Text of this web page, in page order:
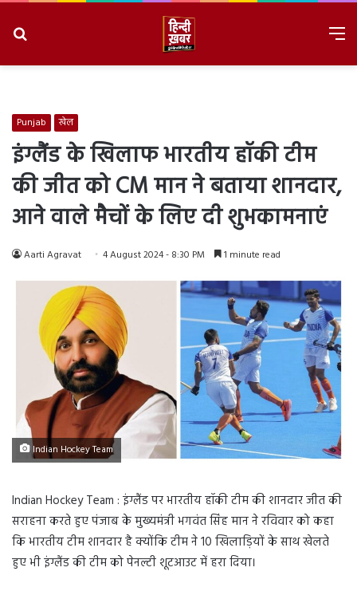
Punjab खेल
इंग्लैंड के खिलाफ भारतीय हॉकी टीम
की जीत को CM मान ने बताया शानदार,
आने वाले मैचों के लिए दी शुभकामनाएं
Aarti Agravat 4 August 2024 - 8:30 PM 1 minute read
Indian Hockey Team
Indian Hockey Team : इंग्लैंड पर भारतीय हॉकी टीम की शानदार जीत की
सराहना करते हुए पंजाब के मुख्यमंत्री भगवंत सिंह मान ने रविवार को कहा
कि भारतीय टीम शानदार है क्योंकि टीम ने 10 खिलाड़ियों के साथ खेलते
हुए भी इंग्लैंड की टीम को पेनल्टी शूटआउट में हरा दिया।